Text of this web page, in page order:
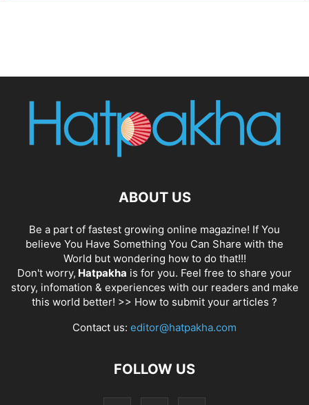
ABOUT US
Be a part of fastest growing online magazine! If You
believe You Have Something You Can Share with the
World but wondering how to do that!!!
Don't worry, Hatpakha is for you. Feel free to share your
story, infomation & experiences with our readers and make
this world better! >> How to submit your articles ?
Contact us: editor@hatpakha.com
FOLLOW US